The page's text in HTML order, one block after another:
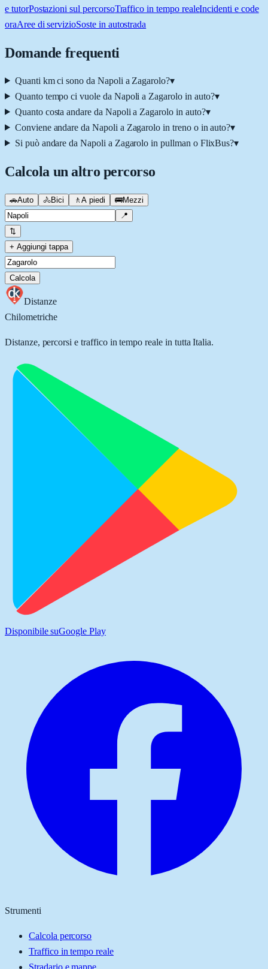
e tutorPostazioni sul percorsoTraffico in tempo realeIncidenti e code
oraAree di servizioSoste in autostrada
Domande frequenti
Quanti km ci sono da Napoli a Zagarolo?▾
Quanto tempo ci vuole da Napoli a Zagarolo in auto?▾
Quanto costa andare da Napoli a Zagarolo in auto?▾
Conviene andare da Napoli a Zagarolo in treno o in auto?▾
Si può andare da Napoli a Zagarolo in pullman o FlixBus?▾
Calcola un altro percorso
🚗Auto 🚴Bici 🚶 A piedi 🚌Mezzi
📍
⇅
+ Aggiungi tappa
Calcola
Distanze
Chilometriche
Distanze, percorsi e traffico in tempo reale in tutta Italia.
Disponibile suGoogle Play
Strumenti
Calcola percorso
Traffico in tempo reale
Stradario e mappe